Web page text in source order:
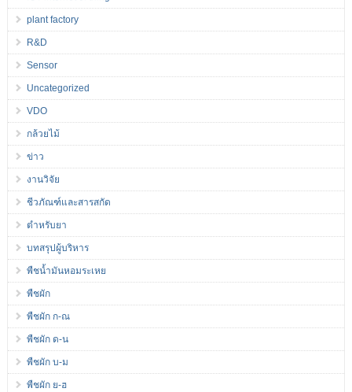
plant factory
R&D
Sensor
Uncategorized
VDO
กล้วยไม้
ข่าว
งานวิจัย
ชีวภัณฑ์และสารสกัด
ตำหรับยา
บทสรุปผู้บริหาร
พืชน้ำมันหอมระเหย
พืชผัก
พืชผัก ก-ณ
พืชผัก ด-น
พืชผัก บ-ม
พืชผัก ย-ฮ